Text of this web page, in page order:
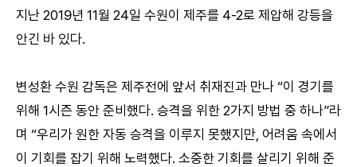
지난 2019년 11월 24일 수원이 제주를 4-2로 제압해 강등을
안긴 바 있다.
변성환 수원 감독은 제주전에 앞서 취재진과 만나 “이 경기를
위해 1시즌 동안 준비했다. 승격을 위한 2가지 방법 중 하나”라
며 “우리가 원한 자동 승격을 이루지 못했지만, 어려움 속에서
이 기회를 잡기 위해 노력했다. 소중한 기회를 살리기 위해 준